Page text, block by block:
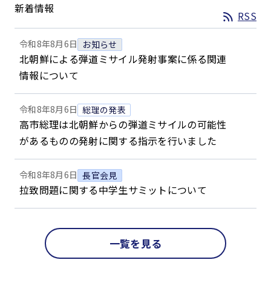
新着情報
RSS
令和8年8月6日 お知らせ
北朝鮮による弾道ミサイル発射事案に係る関連
情報について
令和8年8月6日 総理の発表
高市総理は北朝鮮からの弾道ミサイルの可能性
があるものの発射に関する指示を行いました
令和8年8月6日 長官会見
拉致問題に関する中学生サミットについて
一覧を見る